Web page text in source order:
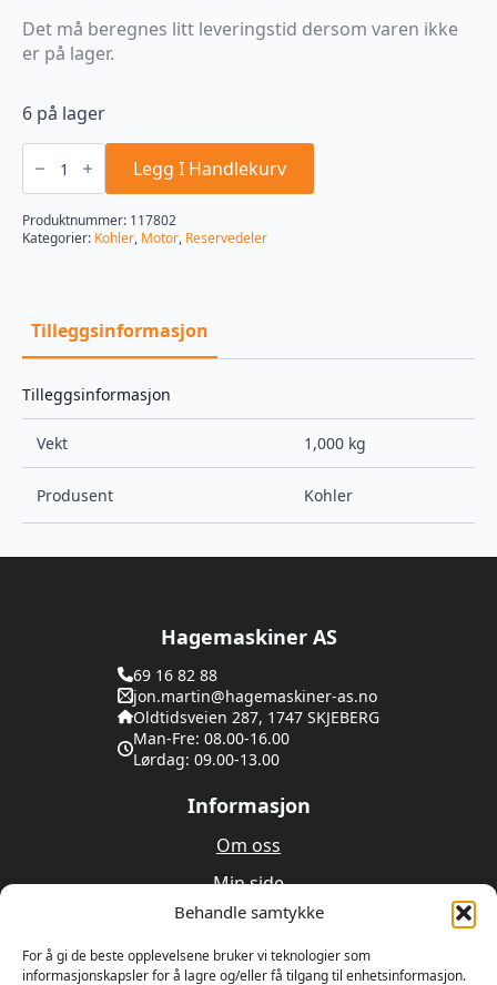
Behandle samtykke
For å gi de beste opplevelsene bruker vi teknologier som
informasjonskapsler for å lagre og/eller få tilgang til enhetsinformasjon.
Det må beregnes litt leveringstid dersom varen ikke
er på lager.
6 på lager
Luftfilter,
0002-
4400
antall
Legg I Handlekurv
Produktnummer: 117802
Kategorier: Kohler, Motor, Reservedeler
Tilleggsinformasjon
Tilleggsinformasjon
Vekt 1,000 kg
Produsent Kohler
Hagemaskiner AS
69 16 82 88
jon.martin@hagemaskiner-as.no
Oldtidsveien 287, 1747 SKJEBERG
Man-Fre: 08.00-16.00
Lørdag: 09.00-13.00
Informasjon
Om oss
Min side
Utleie
Verksted